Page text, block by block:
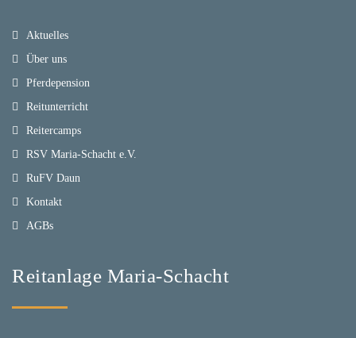
Aktuelles
Über uns
Pferdepension
Reitunterricht
Reitercamps
RSV Maria-Schacht e.V.
RuFV Daun
Kontakt
AGBs
Reitanlage Maria-Schacht